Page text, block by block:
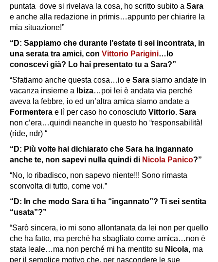
puntata dove si rivelava la cosa, ho scritto subito a Sara
e anche alla redazione in primis…appunto per chiarire la
mia situazione!”
“D: Sappiamo che durante l’estate ti sei incontrata, in
una serata tra amici, con Vittorio Parigini…lo
conoscevi già? Lo hai presentato tu a Sara?”
“Sfatiamo anche questa cosa…io e Sara siamo andate in
vacanza insieme a
Ibiza…poi lei è andata via perché
aveva la febbre, io ed un’altra amica siamo andate a
Formentera e lì per caso ho conosciuto Vittorio. Sara
non c’era…quindi neanche in questo ho “responsabilità!
(ride, ndr) “
“D: Più volte hai dichiarato che Sara ha ingannato
anche te, non sapevi nulla quindi di Nicola Panico?”
“No, lo ribadisco, non sapevo niente!!! Sono rimasta
sconvolta di tutto, come voi.”
“D: In che modo Sara ti ha “ingannato”? Ti sei sentita
“usata”?”
“Sarò sincera, io mi sono allontanata da lei non per quello
che ha fatto, ma perché ha sbagliato come amica…non è
stata leale…ma non perché mi ha mentito su Nicola, ma
per il semplice motivo che, per nascondere le sue